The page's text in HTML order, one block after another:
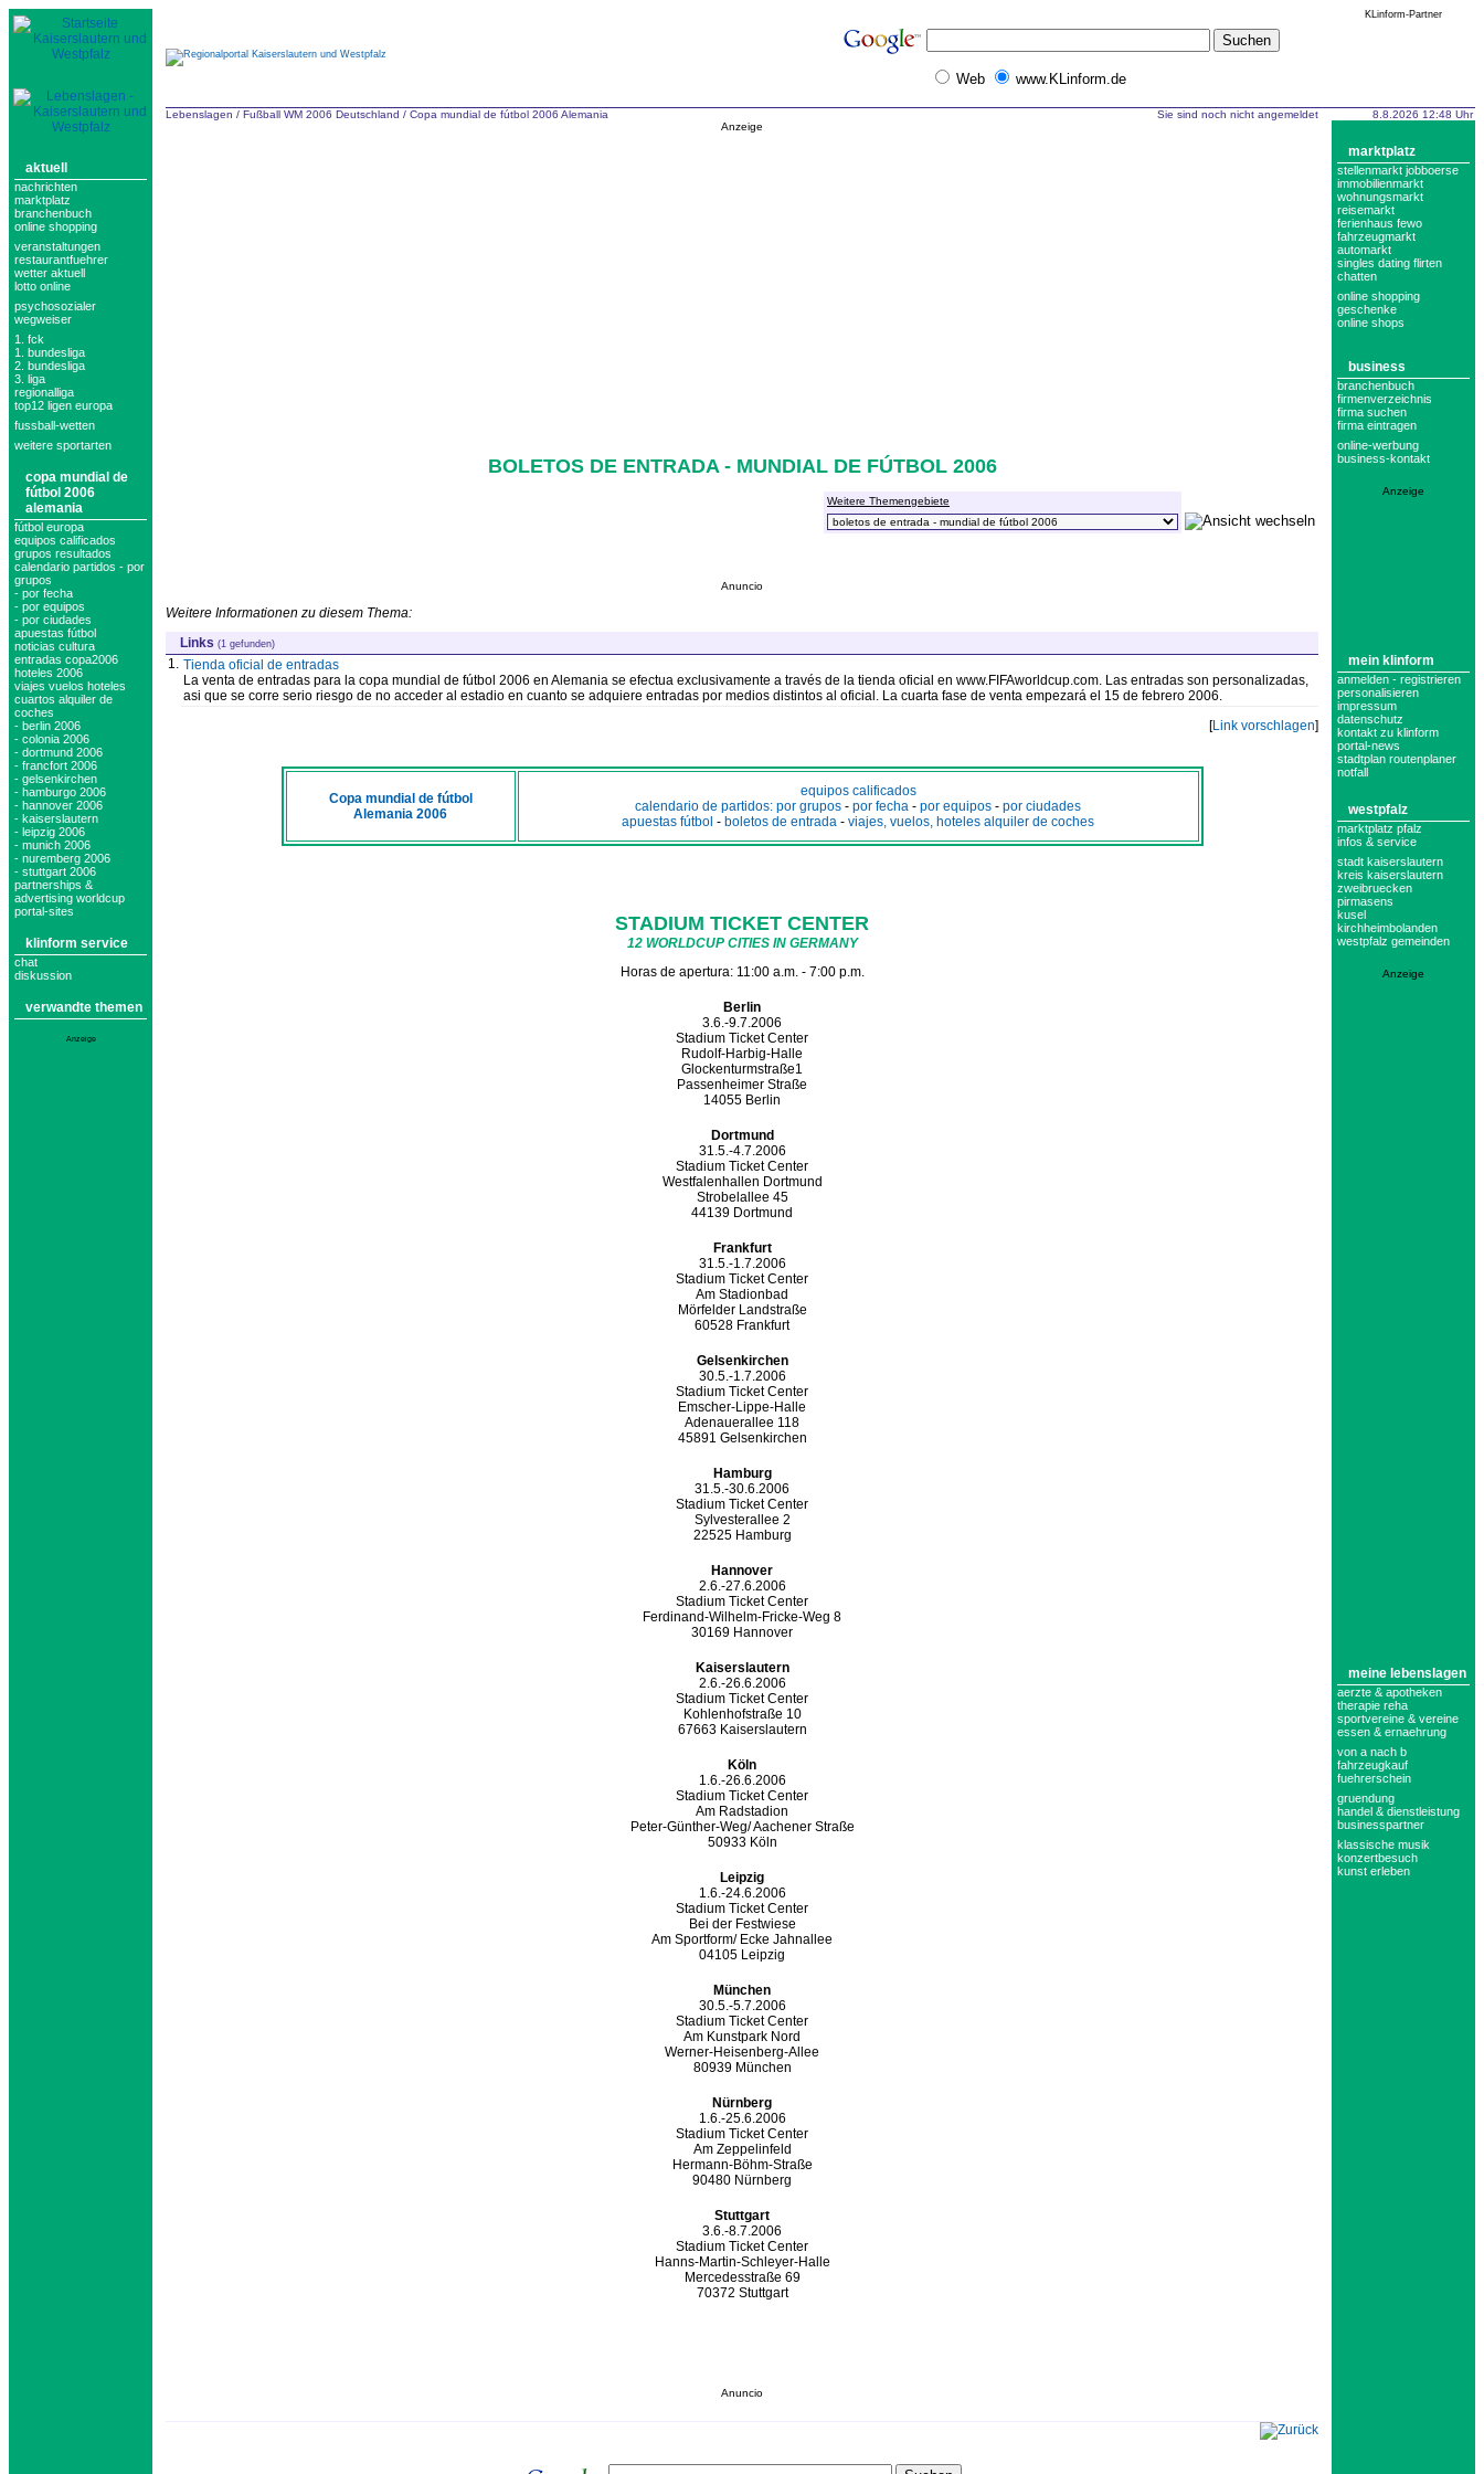
aktuell
nachrichten
marktplatz
branchenbuch
online shopping
veranstaltungen
restaurantfuehrer
wetter aktuell
lotto online
psychosozialer
wegweiser
1. fck
1. bundesliga
2. bundesliga
3. liga
regionalliga
top12 ligen europa
fussball-wetten
weitere sportarten
copa mundial de
fútbol 2006
alemania
fútbol europa
equipos calificados
grupos resultados
calendario partidos - por
grupos
- por fecha
- por equipos
- por ciudades
apuestas fútbol
noticias cultura
entradas copa2006
hoteles 2006
viajes vuelos hoteles
cuartos alquiler de
coches
- berlin 2006
- colonia 2006
- dortmund 2006
- francfort 2006
- gelsenkirchen
- hamburgo 2006
- hannover 2006
- kaiserslautern
- leipzig 2006
- munich 2006
- nuremberg 2006
- stuttgart 2006
partnerships &
advertising worldcup
portal-sites
klinform service
chat
diskussion
verwandte themen
Anzeige
KLinform-Partner
Web www.KLinform.de
Lebenslagen / Fußball WM 2006 Deutschland / Copa mundial de fútbol 2006 Alemania
Sie sind noch nicht angemeldet
Anzeige
BOLETOS DE ENTRADA - MUNDIAL DE FÚTBOL 2006
Weitere Themengebiete
Anuncio
Weitere Informationen zu diesem Thema:
Links (1 gefunden)
1. Tienda oficial de entradas
La venta de entradas para la copa mundial de fútbol 2006 en Alemania se efectua exclusivamente a través de la tienda oficial en www.FIFAworldcup.com. Las entradas son personalizadas,
asi que se corre serio riesgo de no acceder al estadio en cuanto se adquiere entradas por medios distintos al oficial. La cuarta fase de venta empezará el 15 de febrero 2006.
[Link vorschlagen]
Copa mundial de fútbol
Alemania 2006
equipos calificados
calendario de partidos: por grupos - por fecha - por equipos - por ciudades
apuestas fútbol - boletos de entrada - viajes, vuelos, hoteles alquiler de coches
STADIUM TICKET CENTER
12 WORLDCUP CITIES IN GERMANY
Horas de apertura: 11:00 a.m. - 7:00 p.m.
Berlin
3.6.-9.7.2006
Stadium Ticket Center
Rudolf-Harbig-Halle
Glockenturmstraße1
Passenheimer Straße
14055 Berlin
Dortmund
31.5.-4.7.2006
Stadium Ticket Center
Westfalenhallen Dortmund
Strobelallee 45
44139 Dortmund
Frankfurt
31.5.-1.7.2006
Stadium Ticket Center
Am Stadionbad
Mörfelder Landstraße
60528 Frankfurt
Gelsenkirchen
30.5.-1.7.2006
Stadium Ticket Center
Emscher-Lippe-Halle
Adenauerallee 118
45891 Gelsenkirchen
Hamburg
31.5.-30.6.2006
Stadium Ticket Center
Sylvesterallee 2
22525 Hamburg
Hannover
2.6.-27.6.2006
Stadium Ticket Center
Ferdinand-Wilhelm-Fricke-Weg 8
30169 Hannover
Kaiserslautern
2.6.-26.6.2006
Stadium Ticket Center
Kohlenhofstraße 10
67663 Kaiserslautern
Köln
1.6.-26.6.2006
Stadium Ticket Center
Am Radstadion
Peter-Günther-Weg/ Aachener Straße
50933 Köln
Leipzig
1.6.-24.6.2006
Stadium Ticket Center
Bei der Festwiese
Am Sportform/ Ecke Jahnallee
04105 Leipzig
München
30.5.-5.7.2006
Stadium Ticket Center
Am Kunstpark Nord
Werner-Heisenberg-Allee
80939 München
Nürnberg
1.6.-25.6.2006
Stadium Ticket Center
Am Zeppelinfeld
Hermann-Böhm-Straße
90480 Nürnberg
Stuttgart
3.6.-8.7.2006
Stadium Ticket Center
Hanns-Martin-Schleyer-Halle
Mercedesstraße 69
70372 Stuttgart
Anuncio
8.8.2026 12:48 Uhr
marktplatz
stellenmarkt jobboerse
immobilienmarkt
wohnungsmarkt
reisemarkt
ferienhaus fewo
fahrzeugmarkt
automarkt
singles dating flirten
chatten
online shopping
geschenke
online shops
business
branchenbuch
firmenverzeichnis
firma suchen
firma eintragen
online-werbung
business-kontakt
Anzeige
mein klinform
anmelden - registrieren
personalisieren
impressum
datenschutz
kontakt zu klinform
portal-news
stadtplan routenplaner
notfall
westpfalz
marktplatz pfalz
infos & service
stadt kaiserslautern
kreis kaiserslautern
zweibruecken
pirmasens
kusel
kirchheimbolanden
westpfalz gemeinden
Anzeige
meine lebenslagen
aerzte & apotheken
therapie reha
sportvereine & vereine
essen & ernaehrung
von a nach b
fahrzeugkauf
fuehrerschein
gruendung
handel & dienstleistung
businesspartner
klassische musik
konzertbesuch
kunst erleben